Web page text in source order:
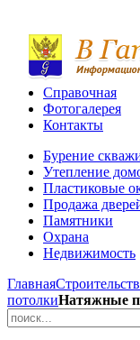
Справочная
Фотогалерея
Контакты
Бурение
Утепление
Пластиковые
Продажа
Памятники
Охрана
Недвижимость
Главная
потолкиНатяжные